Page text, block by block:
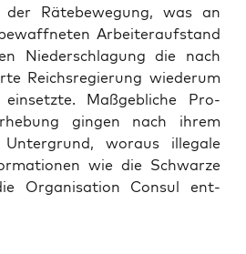
der Räte­be­we­gung, was an
Arbeit­er­auf­s­tand
Nieder­schla­gung die nach
Reich­sregierung wiederum
ein­set­zte. Maßge­bliche Pro­
gin­gen nach ihrem
woraus ille­gale
wie die Schwarze
Organ­i­sa­tion Con­sul ent­